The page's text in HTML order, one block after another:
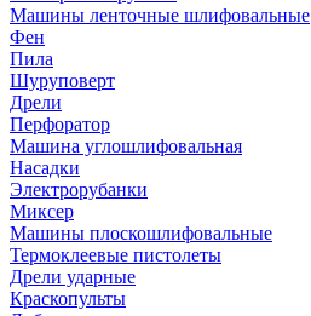
Машины ленточные шлифовальные
Фен
Пила
Шуруповерт
Дрели
Перфоратор
Машина углошлифовальная
Насадки
Электрорубанки
Миксер
Машины плоскошлифовальные
Термоклеевые пистолеты
Дрели ударные
Краскопульты